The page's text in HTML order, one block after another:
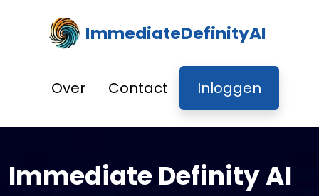
ImmediateDefinityAI
Over Contact Inloggen
Immediate Definity AI